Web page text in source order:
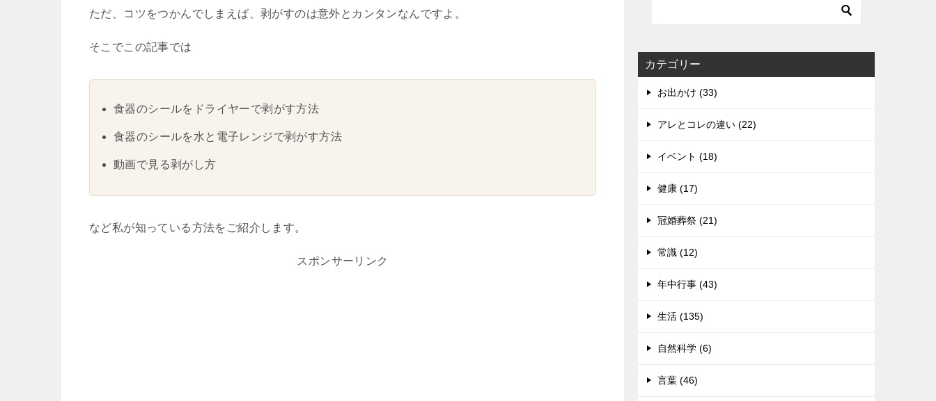
ただ、コツをつかんでしまえば、剥がすのは意外とカンタンなんですよ。
そこでこの記事では
食器のシールをドライヤーで剥がす方法
食器のシールを水と電子レンジで剥がす方法
動画で見る剥がし方
など私が知っている方法をご紹介します。
スポンサーリンク
カテゴリー
お出かけ (33)
アレとコレの違い (22)
イベント (18)
健康 (17)
冠婚葬祭 (21)
常識 (12)
年中行事 (43)
生活 (135)
自然科学 (6)
言葉 (46)